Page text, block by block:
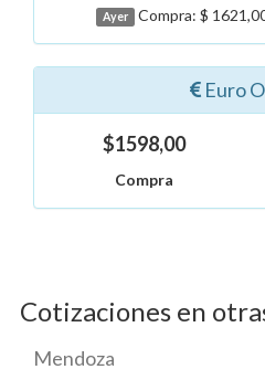
Ayer Compra: $
Euro
$1598,00
Compra
Cotizaciones en
Mendoza